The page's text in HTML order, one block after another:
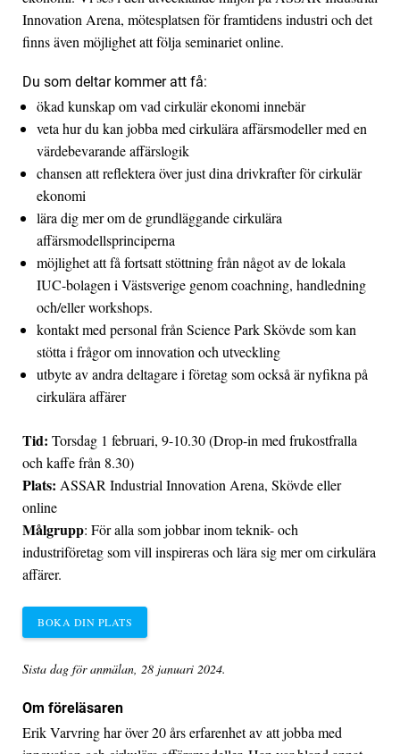
Innovation Arena, mötesplatsen för framtidens industri och det
finns även möjlighet att följa seminariet online.
Du som deltar kommer att få:
ökad kunskap om vad cirkulär ekonomi innebär
veta hur du kan jobba med cirkulära affärsmodeller med en
värdebevarande affärslogik
chansen att reflektera över just dina drivkrafter för cirkulär
ekonomi
lära dig mer om de grundläggande cirkulära
affärsmodellsprinciperna
möjlighet att få fortsatt stöttning från något av de lokala
IUC-bolagen i Västsverige genom coachning, handledning
och/eller workshops.
kontakt med personal från Science Park Skövde som kan
stötta i frågor om innovation och utveckling
utbyte av andra deltagare i företag som också är nyfikna på
cirkulära affärer
Tid: Torsdag 1 februari, 9-10.30 (Drop-in med frukostfralla
och kaffe från 8.30)
Plats: ASSAR Industrial Innovation Arena, Skövde eller
online
Målgrupp: För alla som jobbar inom teknik- och
industriföretag som vill inspireras och lära sig mer om cirkulära
affärer.
BOKA DIN PLATS
Sista dag för anmälan, 28 januari 2024.
Om föreläsaren
Erik Varvring har över 20 års erfarenhet av att jobba med